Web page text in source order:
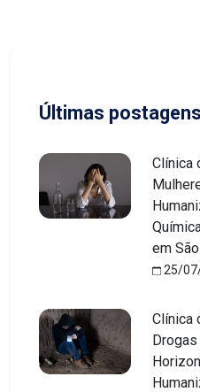
Últimas postagens
Clínica
em
25/
Clínica